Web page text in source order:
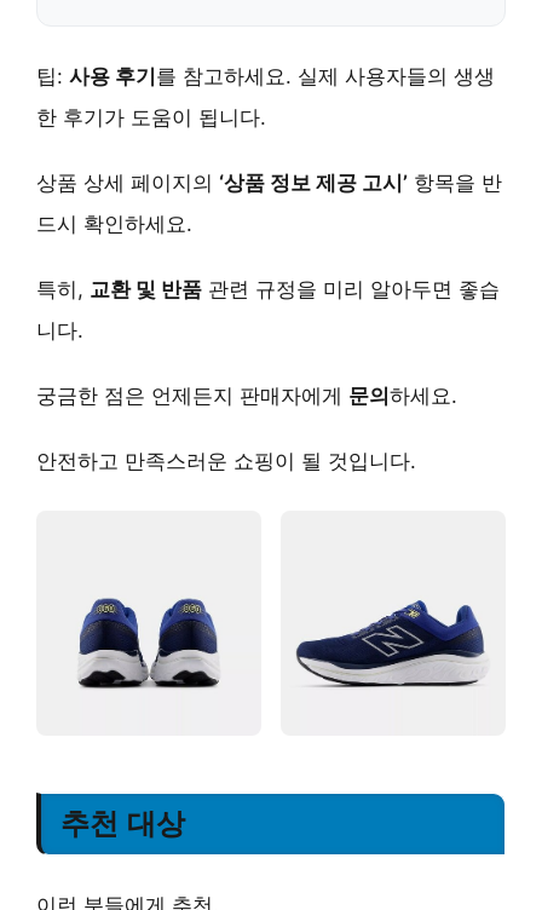
팁: 사용 후기를 참고하세요. 실제 사용자들의 생생
한 후기가 도움이 됩니다.
상품 상세 페이지의 ‘상품 정보 제공 고시’ 항목을 반
드시 확인하세요.
특히, 교환 및 반품 관련 규정을 미리 알아두면 좋습
니다.
궁금한 점은 언제든지 판매자에게 문의하세요.
안전하고 만족스러운 쇼핑이 될 것입니다.
추천 대상
이런 분들에게 추천.